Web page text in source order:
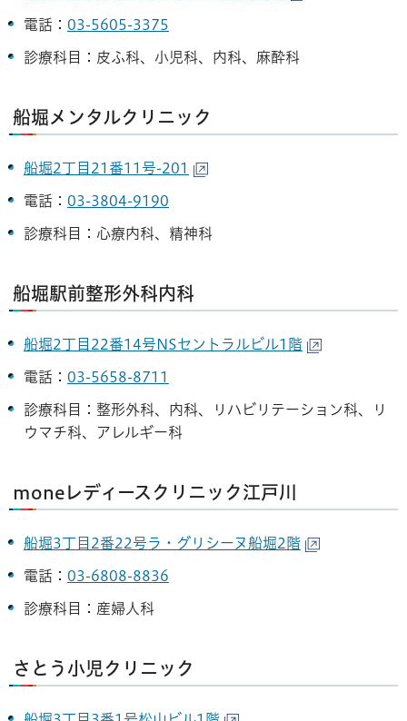
電話： 03-5605-3375
診療科目：皮ふ科、小児科、内科、麻酔科
船堀メンタルクリニック
船堀2丁目21番11号-201
電話： 03-3804-9190
診療科目：心療内科、精神科
船堀駅前整形外科内科
船堀2丁目22番14号NSセントラルビル1階
電話： 03-5658-8711
診療科目：整形外科、内科、リハビリテーション科、リ
ウマチ科、アレルギー科
moneレディースクリニック江戸川
船堀3丁目2番22号ラ・グリシーヌ船堀2階
電話： 03-6808-8836
診療科目：産婦人科
さとう小児クリニック